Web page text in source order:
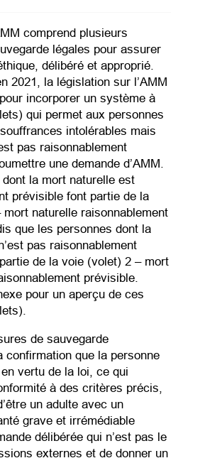
comprend plusieurs
légales pour assurer
délibéré et approprié.
2021, la législation sur l’AMM
incorporer un système à
qui permet aux personnes
intolérables mais
pas raisonnablement
une demande d’AMM.
la mort naturelle est
prévisible font partie de la
naturelle raisonnablement
que les personnes dont la
pas raisonnablement
de la voie (volet) 2 – mort
prévisible.
pour un aperçu de ces
de sauvegarde
confirmation que la personne
vertu de la loi, ce qui
à des critères précis,
un adulte avec un
grave et irrémédiable
délibérée qui n’est pas le
externes et de donner un